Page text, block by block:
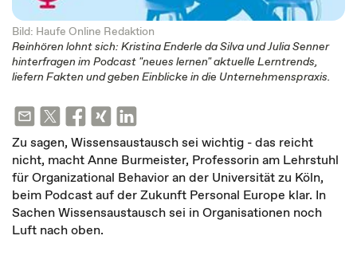
Bild: Haufe Online Redaktion
Reinhören lohnt sich: Kristina Enderle da Silva und Julia Senner
hinterfragen im Podcast "neues lernen" aktuelle Lerntrends,
liefern Fakten und geben Einblicke in die Unternehmenspraxis.
Zu sagen, Wissensaustausch sei wichtig - das reicht
nicht, macht Anne Burmeister, Professorin am Lehrstuhl
für Organizational Behavior an der Universität zu Köln,
beim Podcast auf der Zukunft Personal Europe klar. In
Sachen Wissensaustausch sei in Organisationen noch
Luft nach oben.